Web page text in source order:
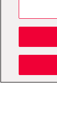
Politique